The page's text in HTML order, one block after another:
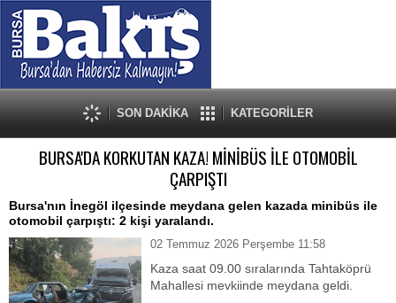
SON DAKİKA KATEGORİLER
BURSA'DA KORKUTAN KAZA! MİNİBÜS İLE OTOMOBİL
ÇARPIŞTI
Bursa'nın İnegöl ilçesinde meydana gelen kazada minibüs ile
otomobil çarpıştı: 2 kişi yaralandı.
02 Temmuz 2026 Perşembe 11:58
Kaza saat 09.00 sıralarında Tahtaköprü
Mahallesi mevkiinde meydana geldi.